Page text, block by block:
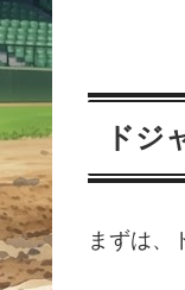
ドジ
まずは、